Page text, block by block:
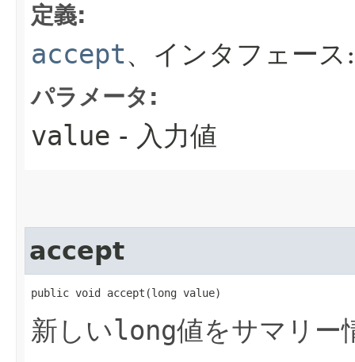
定義:
accept、インタフェー
パラメータ:
value - 入力値
accept
public void accept​(long value)
新しいlong値をサマリー